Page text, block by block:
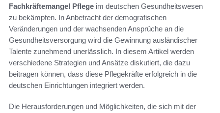
Fachkräftemangel Pflege im deutschen Gesundheitswesen
zu bekämpfen. In Anbetracht der demografischen
Veränderungen und der wachsenden Ansprüche an die
Gesundheitsversorgung wird die Gewinnung ausländischer
Talente zunehmend unerlässlich. In diesem Artikel werden
verschiedene Strategien und Ansätze diskutiert, die dazu
beitragen können, dass diese Pflegekräfte erfolgreich in die
deutschen Einrichtungen integriert werden.
Die Herausforderungen und Möglichkeiten, die sich mit der